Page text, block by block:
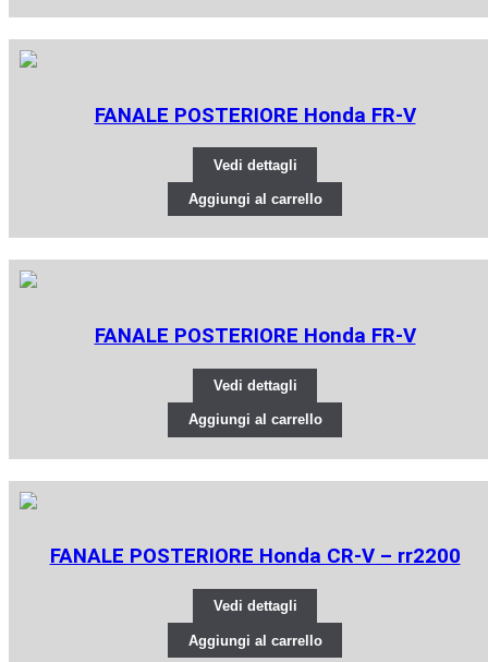
FANALE POSTERIORE Honda FR-V
Vedi dettagli
Aggiungi al carrello
FANALE POSTERIORE Honda FR-V
Vedi dettagli
Aggiungi al carrello
FANALE POSTERIORE Honda CR-V – rr2200
Vedi dettagli
Aggiungi al carrello